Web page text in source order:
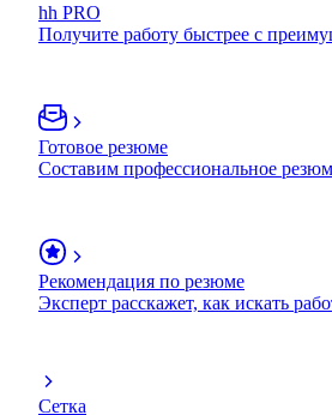
hh PRO
Получите работу быстрее с
Готовое резюме
Составим профессиональное
Рекомендация по резюме
Эксперт расскажет, как искать
Сетка